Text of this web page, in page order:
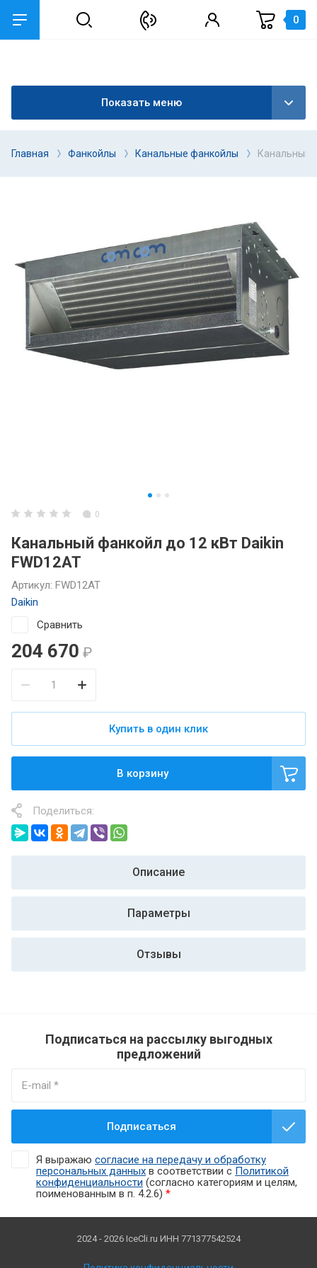
0
Показать меню
Главная Фанкойлы Канальные фанкойлы Канальный
0
Канальный фанкойл до 12 кВт Daikin
FWD12AT
Артикул: FWD12AT
Daikin
Сравнить
204 670 ₽
В корзину
Купить в один клик
Поделиться:
Описание
Параметры
Отзывы
Подписаться на рассылку выгодных
предложений
Я выражаю согласие на передачу и обработку
персональных данных в соответствии с Политикой
конфиденциальности (согласно категориям и целям,
поименованным в п. 4.2.6) *
Подписаться
2024 - 2026 IceCli.ru ИНН 771377542524